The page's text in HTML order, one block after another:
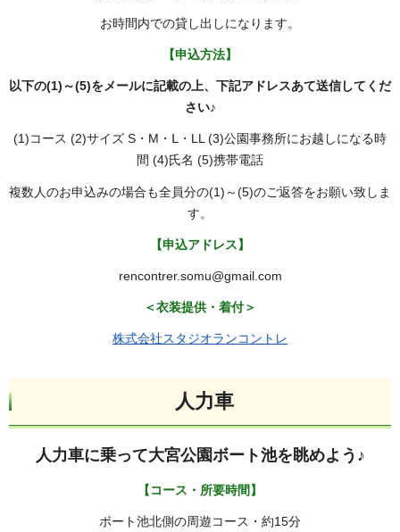
お時間内での貸し出しになります。
【申込方法】
以下の(1)～(5)をメールに記載の上、下記アドレスあて送信してくだ
さい♪
(1)コース (2)サイズ S・M・Ⅼ・LL (3)公園事務所にお越しになる時
間 (4)氏名 (5)携帯電話
複数人のお申込みの場合も全員分の(1)～(5)のご返答をお願い致しま
す。
【申込アドレス】
rencontrer.somu@gmail.com
＜衣装提供・着付＞
株式会社スタジオランコントレ
人力車
人力車に乗って大宮公園ボート池を眺めよう♪
【コース・所要時間】
ボート池北側の周遊コース・約15分